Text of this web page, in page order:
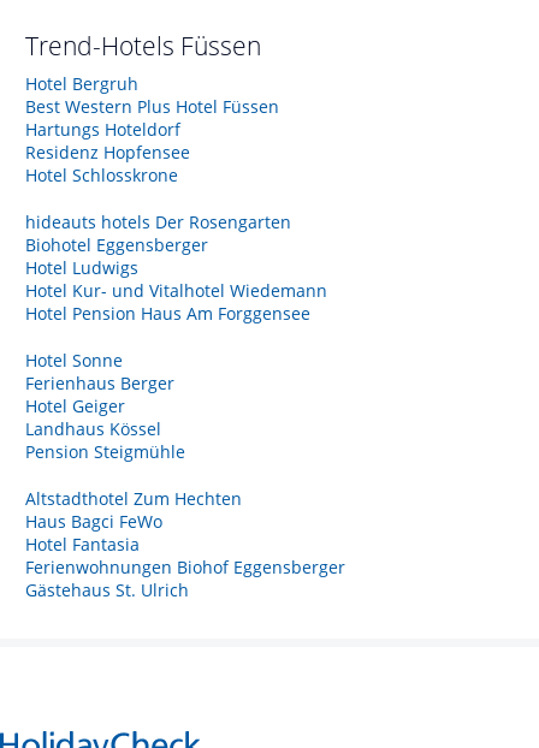
Trend-Hotels Füssen
Hotel Bergruh
Best Western Plus Hotel Füssen
Hartungs Hoteldorf
Residenz Hopfensee
Hotel Schlosskrone
hideauts hotels Der Rosengarten
Biohotel Eggensberger
Hotel Ludwigs
Hotel Kur- und Vitalhotel Wiedemann
Hotel Pension Haus Am Forggensee
Hotel Sonne
Ferienhaus Berger
Hotel Geiger
Landhaus Kössel
Pension Steigmühle
Altstadthotel Zum Hechten
Haus Bagci FeWo
Hotel Fantasia
Ferienwohnungen Biohof Eggensberger
Gästehaus St. Ulrich